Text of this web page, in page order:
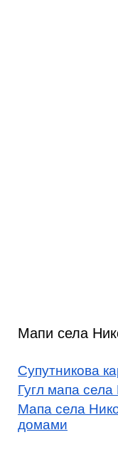
Мапи села
Супутникова
Гугл мапа села
Мапа села
домами